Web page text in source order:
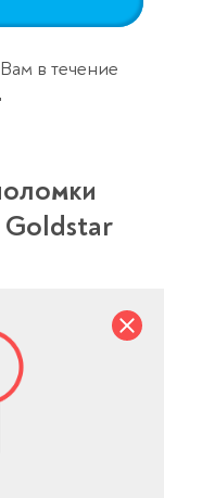
в течение
Goldstar